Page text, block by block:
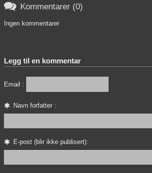
 Kommentarer (0)
Ingen kommentarer
Legg til en kommentar
Email :
Navn forfatter :
E-post (blir ikke publisert):